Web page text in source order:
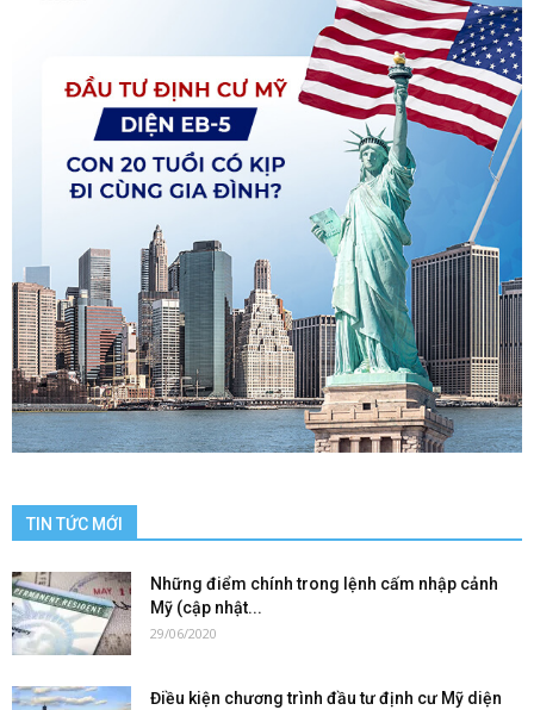
TIN TỨC MỚI
Những điểm chính trong lệnh cấm nhập cảnh
Mỹ (cập nhật...
29/06/2020
Điều kiện chương trình đầu tư định cư Mỹ diện